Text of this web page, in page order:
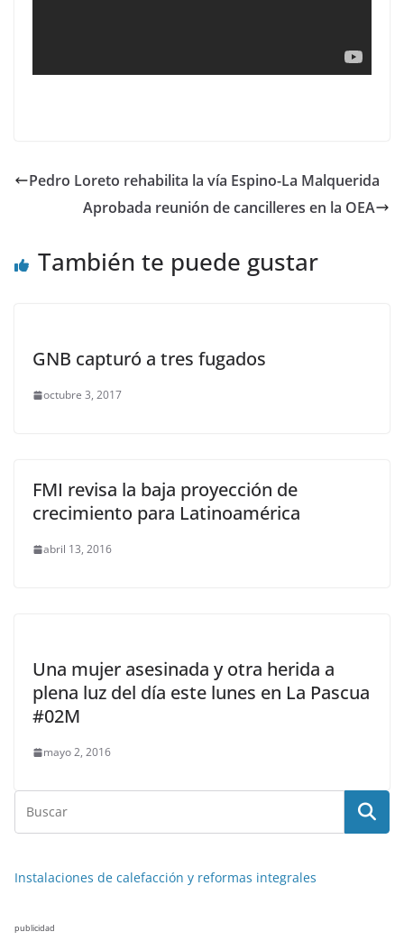
Pedro Loreto rehabilita la vía Espino-La Malquerida
Aprobada reunión de cancilleres en la OEA
También te puede gustar
GNB capturó a tres fugados
octubre 3, 2017
FMI revisa la baja proyección de
crecimiento para Latinoamérica
abril 13, 2016
Una mujer asesinada y otra herida a
plena luz del día este lunes en La Pascua
#02M
mayo 2, 2016
Instalaciones de calefacción y reformas integrales
publicidad